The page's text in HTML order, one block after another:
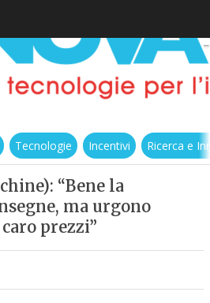
Tecnologie Incentivi Ricerca e
“Bene la
ma urgono
prezzi”